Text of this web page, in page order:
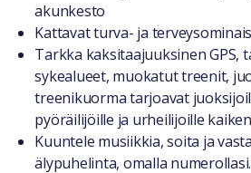
akunkesto
Kattavat turva- ja
Tarkka kaksitaajuuksinen GPS,
sykealueet, muokatut treenit,
treenikuorma tarjoavat
pyöräilijöille ja urheilijoille
Kuuntele musiikkia, soita ja
älypuhelinta, omalla numerollasi.